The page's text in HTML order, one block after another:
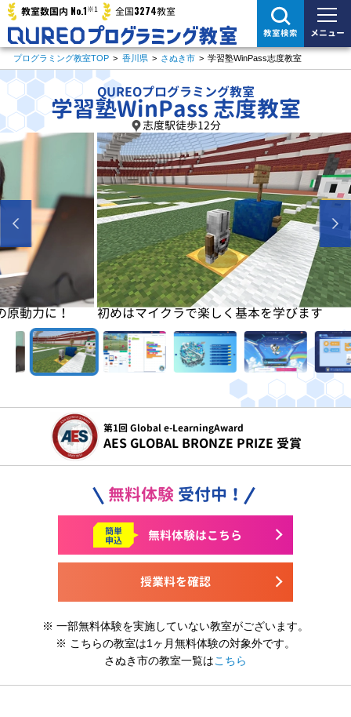
教室数国内 No.1※1 全国3274教室
教室検索 メニュー
プログラミング教室TOP > 香川県 > さぬき市 > 学習塾WinPass志度教室
QUREOプログラミング教室
学習塾WinPass 志度教室
志度駅徒歩12分
！ 初めはマイクラで楽しく基本を学びます 基本
令和5年度
文部科学省 こども霞が関見学デー 参画
無料体験 受付中！
授業料を確認
簡単
申込 無料体験はこちら
※ 一部無料体験を実施していない教室がございます。
※ こちらの教室は1ヶ月無料体験の対象外です。
さぬき市の教室一覧はこちら